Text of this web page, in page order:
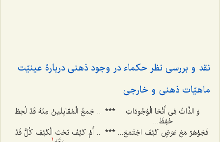
نقد و بررسی نظر حکماء در وجود ذهنی دربارۀ عینیّت
ماهیّات ذهنی و خارجی
وَ الذَّاتُ فِی أَنْحَا الْوُجُودَاتِ
حُفِظَ...
*** .. جَمعُ الْمُقَابِلَینْ مِنّهُ قَدْ لُحِظ
فَجَوْهَرٌ مَعَ عَرَضٍ کَیْفَ اجْتَمَعَ... *** .. أَمْ کَیْفَ تَحْتَ الْکَیْفِ کُلٌّ قَدْ
1